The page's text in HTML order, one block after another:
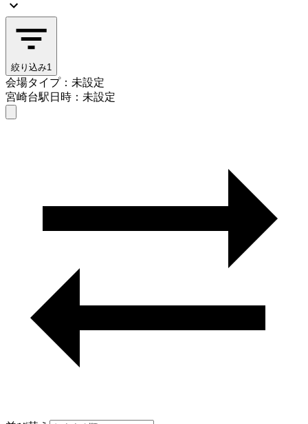
絞り込み1
会場タイプ：未設定
宮崎台駅日時：未設定